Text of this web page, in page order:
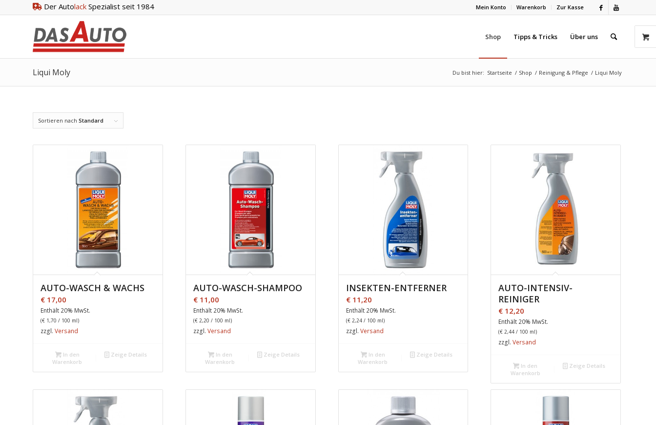
Mein Konto Warenkorb Zur Kasse
Der Autolack Spezialist seit 1984
Shop Tipps & Tricks Über uns
Liqui Moly Du bist hier: Startseite / Shop / Reinigung & Pflege / Liqui Moly
Sortieren nach Standard
AUTO-WASCH & WACHS
€ 17,00
Enthält 20% MwSt.
(€ 1,70 / 100 ml)
zzgl. Versand
In den
Warenkorb
Zeige Details
AUTO-WASCH-SHAMPOO
€11,00
Enthält 20% MwSt.
(€2,20 / 100 ml)
zzgl. Versand
In den
Warenkorb
Zeige Details
INSEKTEN-ENTFERNER
€11,20
Enthält 20% MwSt.
(€2,24/ 100 ml)
zzgl. Versand
In den
Warenkorb
Zeige Details
AUTO-INTENSIV-
REINIGER
€ 12,20
Enthält 20% MwSt.
(€ 2,44 / 100 ml)
zzgl.Versand
In den
Warenkorb
Zeige Details